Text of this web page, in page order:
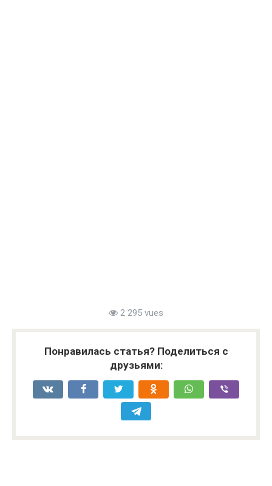
2 295 vues
Понравилась статья? Поделиться с
друзьями: